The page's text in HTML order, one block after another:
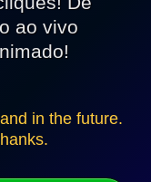
ao vivo
in the future.